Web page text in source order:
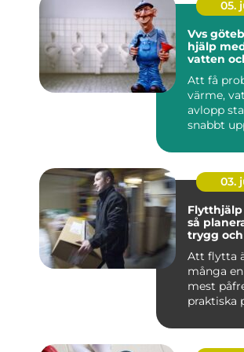
05.
Vvs
hjälp
vatten
Att få
värme,
avlopp
snabbt
blandare,
03.
så
trygg
Att flytta
många
mest
praktiska
oc...